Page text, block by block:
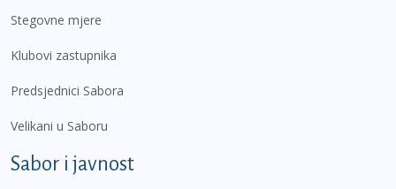
Stegovne mjere
Klubovi zastupnika
Predsjednici Sabora
Velikani u Saboru
Sabor i javnost